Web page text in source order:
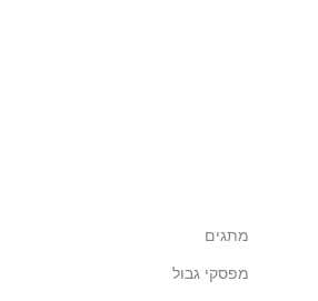
מתגים
מפסקי גבול